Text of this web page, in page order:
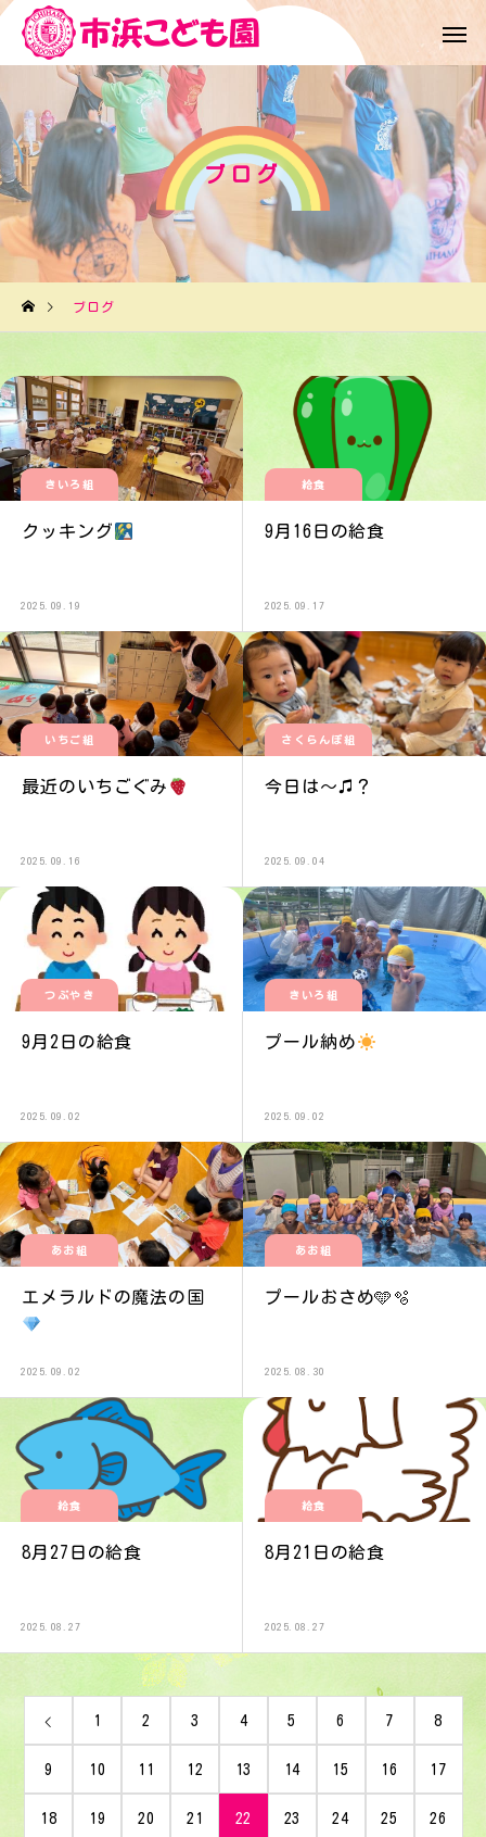
ブログ
ブログ
きいろ組
クッキング
2025.09.19
給食
9月16日の給食
2025.09.17
いちご組
最近のいちごぐみ
2025.09.16
さくらんぼ組
今日は〜♫？
2025.09.04
つぶやき
9月2日の給食
2025.09.02
きいろ組
プール納め
2025.09.02
あお組
エメラルドの魔法の国
2025.09.02
あお組
プールおさめ🩵🫧
2025.08.30
給食
8月27日の給食
2025.08.27
給食
8月21日の給食
2025.08.27
1 2 3 4 5 6 7 8
9 10 11 12 13 14 15 16 17
18 19 20 21 22 23 24 25 26